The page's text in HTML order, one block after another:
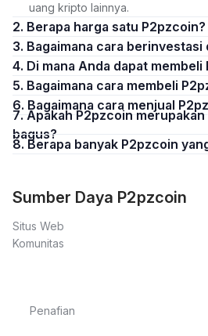
uang kripto lainnya.
2. Berapa harga satu P2pzcoin?
3. Bagaimana cara
4. Di mana Anda dapat
5. Bagaimana cara membeli
6. Bagaimana cara menjual
7. Apakah P2pzcoin merupakan investasi yang
bagus?
8. Berapa banyak P2pzcoin
Sumber Daya P2pzcoin
Situs Web
Komunitas
Penafian